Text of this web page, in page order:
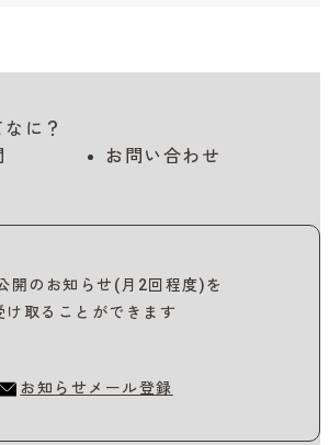
に？
お問い合わせ
開のお知らせ(月2回程度)を
け取ることができます
お知らせメール登録